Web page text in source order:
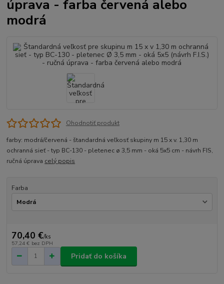
úprava - farba červená alebo
modrá
Ohodnotiť produkt
farby: modrá/červená - štandardná veľkosť skupiny m 15 x v. 1,30 m
ochranná sieť - typ BC-130 - pletenec ø 3,5 mm - oká 5x5 cm - návrh FIS,
ručná úprava celý popis
Farba
70,40 €/ks
57,24 € bez DPH
Pridať do košíka